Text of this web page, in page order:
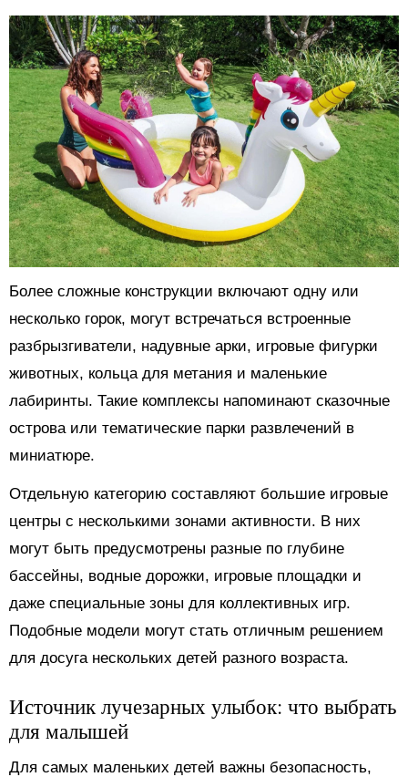
Более сложные конструкции включают одну или
несколько горок, могут встречаться встроенные
разбрызгиватели, надувные арки, игровые фигурки
животных, кольца для метания и маленькие
лабиринты. Такие комплексы напоминают сказочные
острова или тематические парки развлечений в
миниатюре.
Отдельную категорию составляют большие игровые
центры с несколькими зонами активности. В них
могут быть предусмотрены разные по глубине
бассейны, водные дорожки, игровые площадки и
даже специальные зоны для коллективных игр.
Подобные модели могут стать отличным решением
для досуга нескольких детей разного возраста.
Источник лучезарных улыбок: что выбрать
для малышей
Для самых маленьких детей важны безопасность,